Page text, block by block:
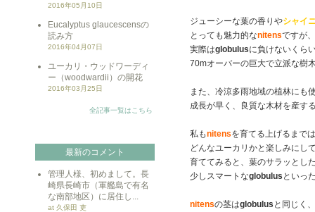
2016年05月10日
Eucalyptus glaucescensの
読み方
2016年04月07日
ユーカリ・ウッドワーディ
ー（woodwardii）の開花
2016年03月25日
全記事一覧はこちら
最新のコメント
管理人様、初めまして。長
崎県長崎市（軍艦島で有名
な南部地区）に居住し...
at 久保田 吏
ジューシーな葉の香りやシャイ
とっても魅力的なnitensですが、
実際はglobulusに負けないくら
70mオーバーの巨大で立派な樹
また、冷涼多雨地域の植林にも
成長が早く、良質な木材を産す
私もnitensを育てる上げるまで
どんなユーカリかと楽しみにし
育ててみると、葉のサラッとし
少しスマートなglobulus といっ
nitensの茎はglobulus と同じく、